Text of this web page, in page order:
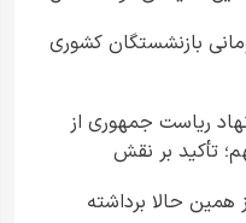
۷۵ میلیون تومانی بازنشستگان کشوری
ریاست جمهوری از
تأکید بر نقش
آگاهی عمومی
همین حالا برداشته